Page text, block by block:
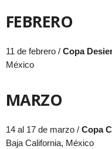
FEBRERO
11 de febrero / Copa
México
MARZO
14 al 17 de marzo / Copa
Baja California, México